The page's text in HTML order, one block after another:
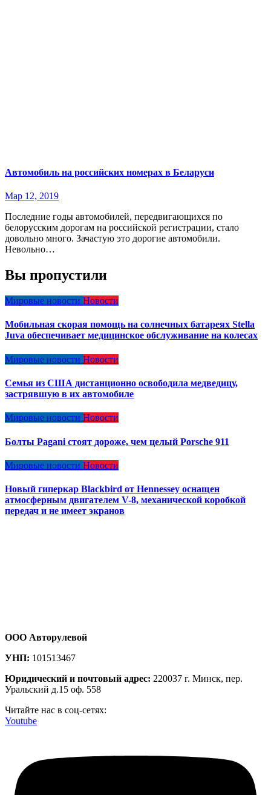
Автомобиль на российских номерах в Беларуси
Мар 12, 2019
Последние годы автомобилей, передвигающихся по
белорусским дорогам на российской регистрации, стало
довольно много. Зачастую это дорогие автомобили.
Невольно…
Вы пропустили
Мировые новости Новости
Мобильная скорая помощь на солнечных батареях Stella
Juva обеспечивает медицинское обслуживание на колесах
Мировые новости Новости
Семья из США дистанционно освободила медведицу,
застрявшую в их автомобиле
Мировые новости Новости
Болты Pagani стоят дороже, чем целый Porsche 911
Мировые новости Новости
Новый гиперкар Blackbird от Hennessey оснащен
атмосферным двигателем V-8, механической коробкой
передач и не имеет экранов
ООО Авторулевой
УНП: 101513467
Юридический и почтовый адрес: 220037 г. Минск, пер.
Уральский д.15 оф. 558
Читайте нас в соц-сетях:
Youtube